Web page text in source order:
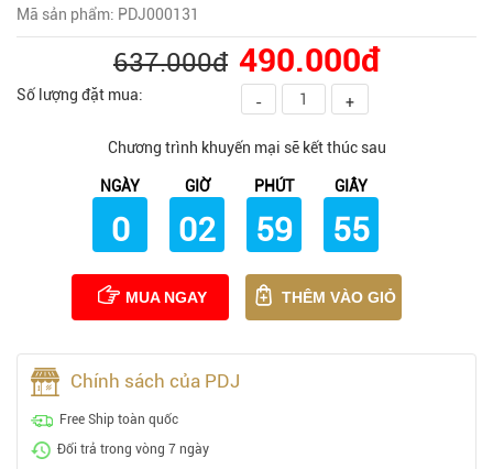
Mã sản phẩm: PDJ000131
637.000đ 490.000đ
Số lượng đặt mua: - +
Chương trình khuyến mại sẽ kết thúc sau
NGÀY
0
GIỜ
02
PHÚT
59
GIÂY
54
MUA NGAY THÊM VÀO GIỎ
Chính sách của PDJ
Free Ship toàn quốc
Đổi trả trong vòng 7 ngày